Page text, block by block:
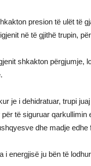
presion të ulët të
në të gjithë trupin,
shkakton përgjumje,
je i dehidratuar, trupi
të siguruar qarkullimin
dhe madje edhe
i energjisë ju bën të